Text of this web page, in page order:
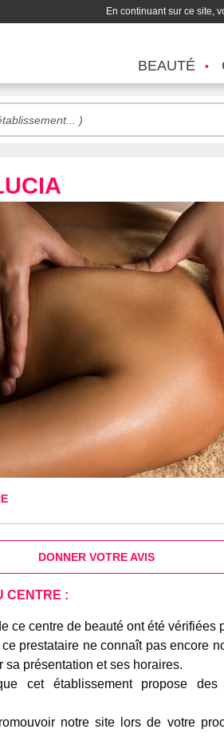
En continuant sur ce site,
BEAUTÉ
DONNER VOTRE AVIS
CENTRE :
ce centre de beauté ont été vérifiées
prestataire ne connaît pas encore
sa présentation et ses horaires.
cet établissement propose
notre site lors de votre